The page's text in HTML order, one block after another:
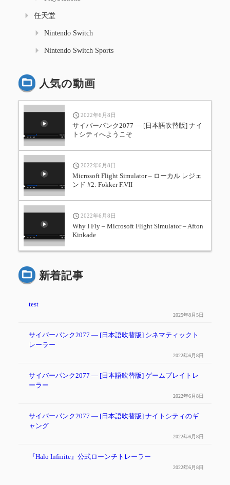
任天堂
Nintendo Switch
Nintendo Switch Sports
人気の動画
2022年6月8日
サイバーパンク2077 — [日本語吹替版] ナイ
トシティへようこそ
2022年6月8日
Microsoft Flight Simulator – ローカル レジェ
ンド #2: Fokker F.VII
2022年6月8日
Why I Fly – Microsoft Flight Simulator – Afton
Kinkade
新着記事
test
2025年8月5日
サイバーパンク2077 ― [日本語吹替版] シネマティックト
レーラー
2022年6月8日
サイバーパンク2077 ― [日本語吹替版] ゲームプレイトレ
ーラー
2022年6月8日
サイバーパンク2077 — [日本語吹替版] ナイトシティのギ
ャング
2022年6月8日
『Halo Infinite』公式ローンチトレーラー
2022年6月8日